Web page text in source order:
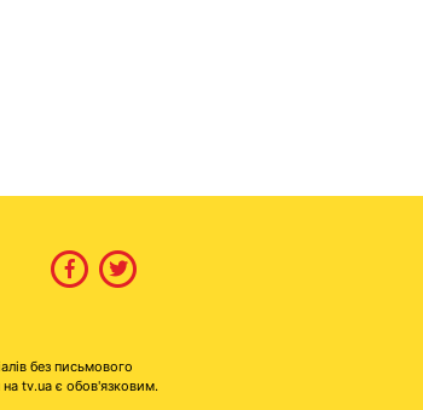
без письмового
tv.ua є обов'язковим.